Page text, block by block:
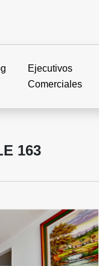
Ejecutivos
Comerciales
163